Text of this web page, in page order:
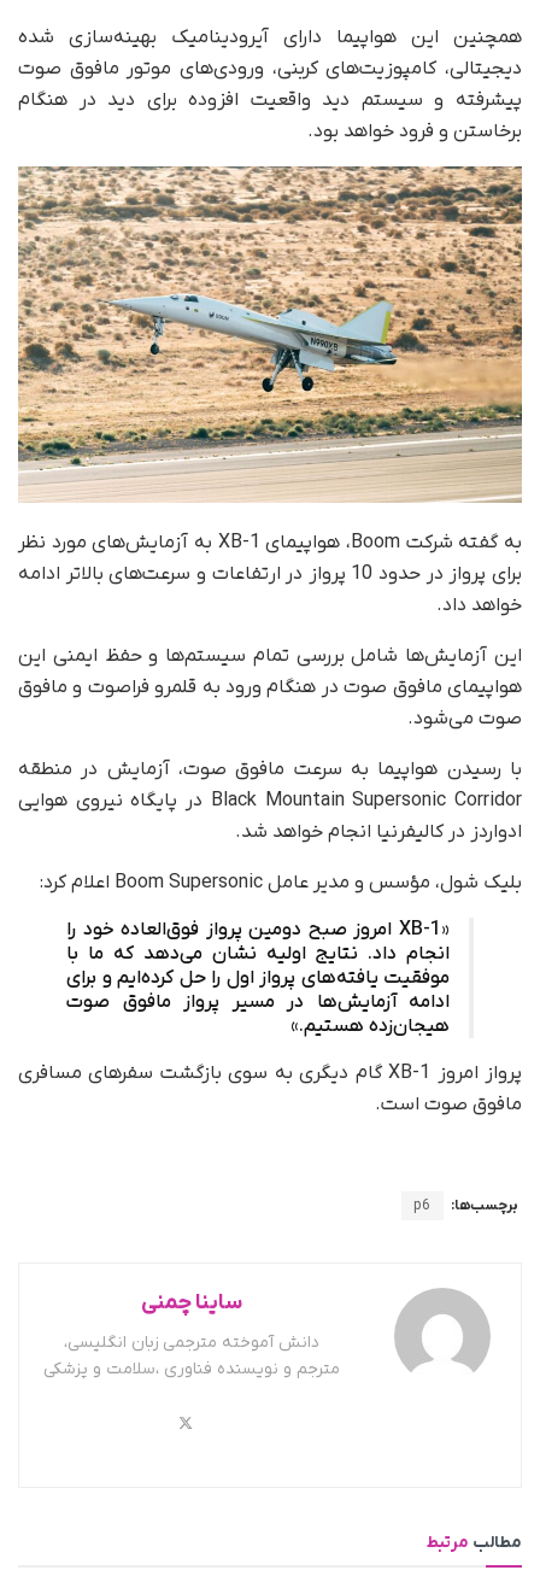
همچنین این هواپیما دارای آیرودینامیک بهینه‌سازی شده
دیجیتالی، کامپوزیت‌های کربنی، ورودی‌های موتور مافوق صوت
پیشرفته و سیستم دید واقعیت افزوده برای دید در هنگام
برخاستن و فرود خواهد بود.
به گفته شرکت Boom، هواپیمای XB-1 به آزمایش‌های مورد نظر
برای پرواز در حدود 10 پرواز در ارتفاعات و سرعت‌های بالاتر ادامه
خواهد داد.
این آزمایش‌ها شامل بررسی تمام سیستم‌ها و حفظ ایمنی این
هواپیمای مافوق صوت در هنگام ورود به قلمرو فراصوت و مافوق
صوت می‌شود.
با رسیدن هواپیما به سرعت مافوق صوت، آزمایش در منطقه
Black Mountain Supersonic Corridor در پایگاه نیروی هوایی
ادواردز در کالیفرنیا انجام خواهد شد.
بلیک شول، مؤسس و مدیر عامل Boom Supersonic اعلام کرد:
«XB-1 امروز صبح دومین پرواز فوق‌العاده‌ خود را
انجام داد. نتایج اولیه نشان می‌دهد که ما با
موفقیت یافته‌های پرواز اول را حل کرده‌ایم و برای
ادامه آزمایش‌ها در مسیر پرواز مافوق صوت
هیجان‌زده هستیم.»
پرواز امروز XB-1 گام دیگری به سوی بازگشت سفرهای مسافری
مافوق صوت است.
برچسب‌ها: p6
ساینا چمنی
دانش آموخته مترجمی زبان انگلیسی،
مترجم و نویسنده فناوری ،سلامت و پزشکی
مطالب مرتبط